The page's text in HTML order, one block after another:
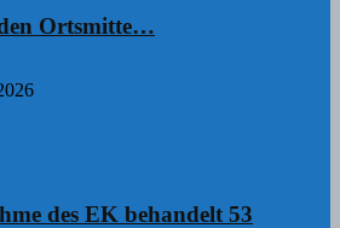
Ortsmitte…
des EK behandelt 53